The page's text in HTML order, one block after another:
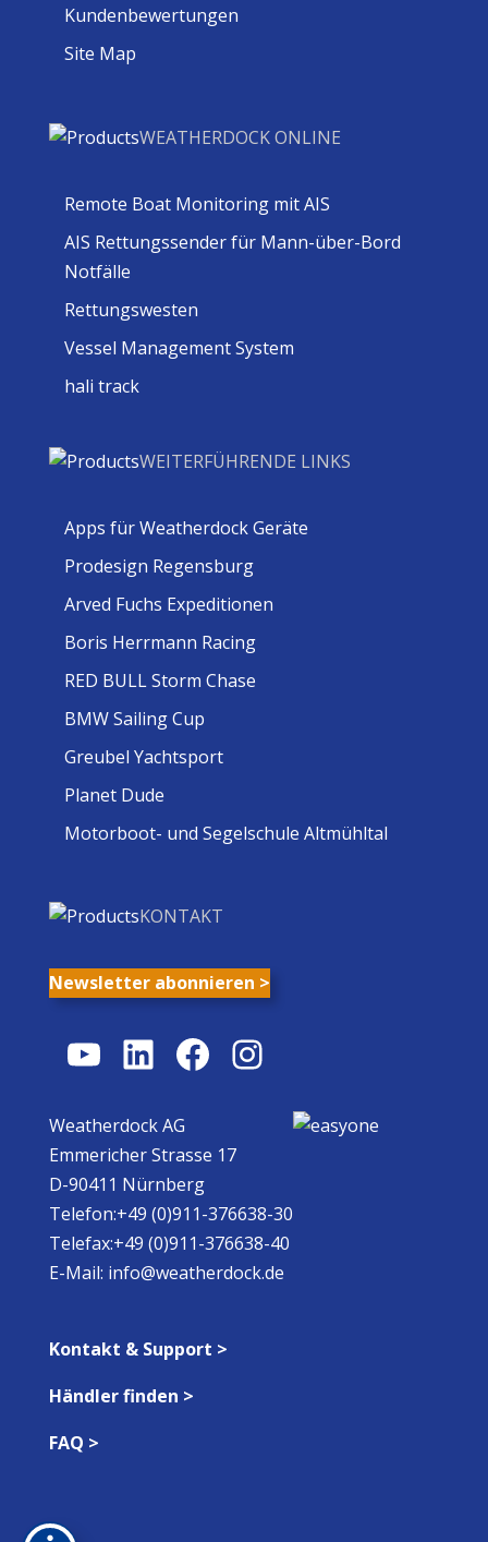
Kundenbewertungen
Site Map
WEATHERDOCK ONLINE
Remote Boat Monitoring mit AIS
AIS Rettungssender für Mann-über-Bord
Notfälle
Rettungswesten
Vessel Management System
hali track
WEITERFÜHRENDE LINKS
Apps für Weatherdock Geräte
Prodesign Regensburg
Arved Fuchs Expeditionen
Boris Herrmann Racing
RED BULL Storm Chase
BMW Sailing Cup
Greubel Yachtsport
Planet Dude
Motorboot- und Segelschule Altmühltal
KONTAKT
Newsletter abonnieren >
YouTube
LinkedIn
Facebook
Instagram
Weatherdock AG
Emmericher Strasse 17
D-90411 Nürnberg
Telefon:+49 (0)911-376638-30
Telefax:+49 (0)911-376638-40
E-Mail: info@weatherdock.de
Kontakt & Support >
Händler finden >
FAQ >